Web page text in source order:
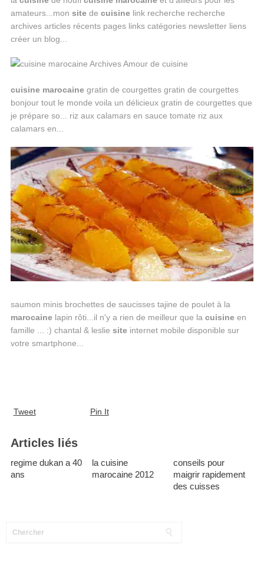
amateurs...mon sitede cuisinelink recherche recherche
archives articles récents pages links catégories newsletter liens
créer un blog...
cuisine marocainegratin de courgettes gratin de courgettes
bonjour tout le monde voila un délicieux gratin de courgettes que
je prépare so... riz aux calamars en sauce tomate riz aux
calamars en...
saumon minis brochettes de saucisses tajine de poulet à la
marocainelapin rôti...il n'y a rien de meilleur que la cuisineen
famille ... :) chantal & leslie siteinternet mobile disponible sur
votre smartphone...
Tweet Pin It
Articles liés
regime dukan a 40
ans
la cuisine
marocaine 2012
conseils pour
maigrir rapidement
des cuisses